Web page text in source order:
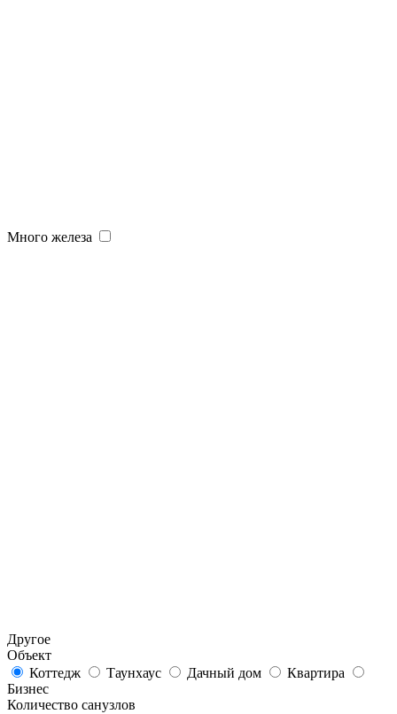
Много железа
Другое
Объект
Коттедж
Таунхаус Дачный дом
Квартира
Бизнес
Количество санузлов